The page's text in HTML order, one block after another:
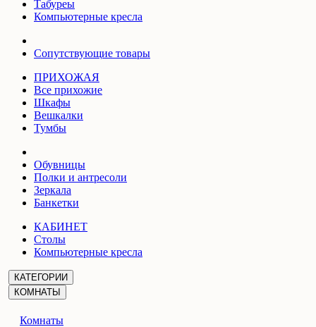
Табуреы
Компьютерные кресла
Сопутствующие товары
ПРИХОЖАЯ
Все прихожие
Шкафы
Вешкалки
Тумбы
Обувницы
Полки и антресоли
Зеркала
Банкетки
КАБИНЕТ
Столы
Компьютерные кресла
КАТЕГОРИИ
КОМНАТЫ
Комнаты